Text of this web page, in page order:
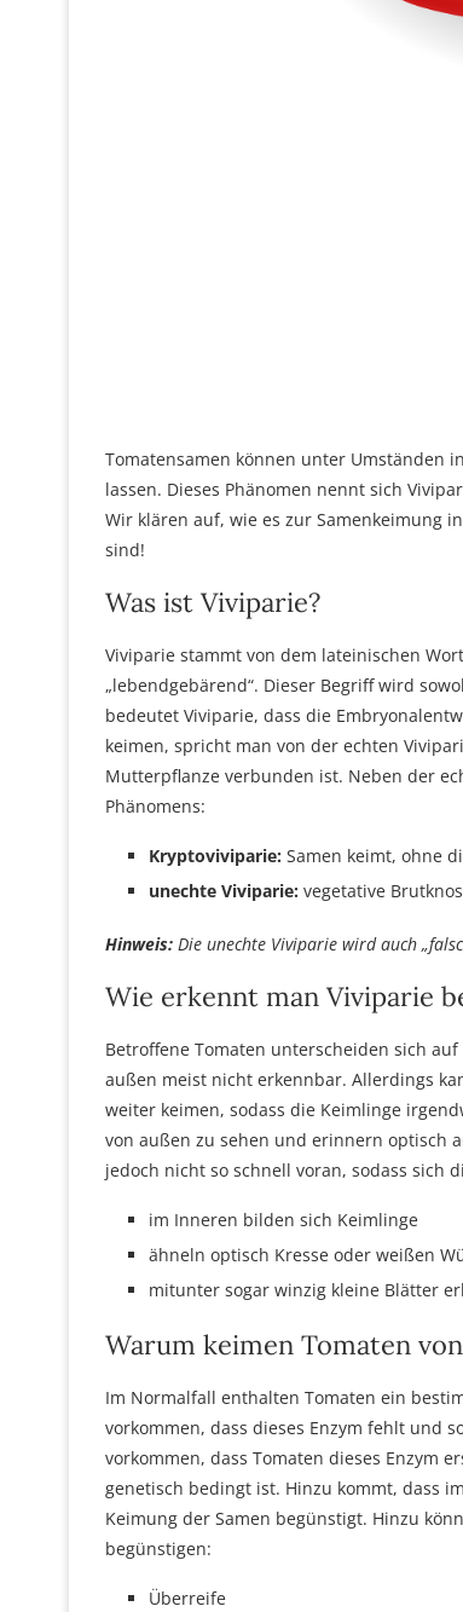
Tomatensamen können unter Umständen
lassen. Dieses Phänomen nennt sich
Wir klären auf, wie es zur Samenkeimung
sind!
Was ist Viviparie?
Viviparie stammt von dem lateinischen
„lebendgebärend“. Dieser Begriff wird
bedeutet Viviparie, dass die
keimen, spricht man von der echten
Mutterpflanze verbunden ist. Neben der
Phänomens:
Kryptoviviparie: Samen keimt, ohne
unechte Viviparie: vegetative
Hinweis: Die unechte Viviparie wird auch
Wie erkennt man Viviparie
Betroffene Tomaten unterscheiden sich
außen meist nicht erkennbar. Allerdings
weiter keimen, sodass die Keimlinge
von außen zu sehen und erinnern optisch
jedoch nicht so schnell voran, sodass sich
im Inneren bilden sich Keimlinge
ähneln optisch Kresse oder weißen
mitunter sogar winzig kleine Blätter
Warum keimen Tomaten
Im Normalfall enthalten Tomaten ein
vorkommen, dass dieses Enzym fehlt und
vorkommen, dass Tomaten dieses Enzym
genetisch bedingt ist. Hinzu kommt, dass
Keimung der Samen begünstigt. Hinzu
begünstigen:
Überreife